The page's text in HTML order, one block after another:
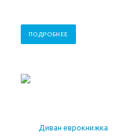
ПОДРОБНЕЕ